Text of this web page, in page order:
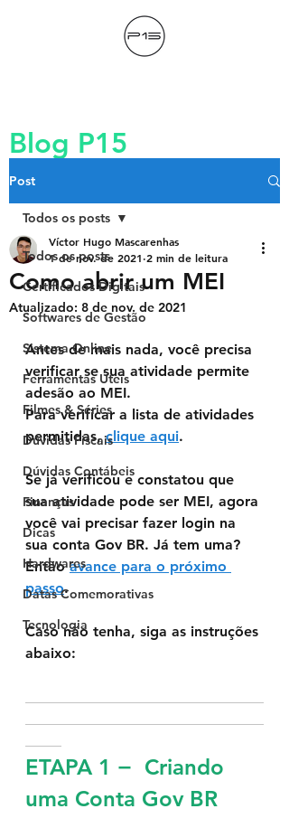
Blog P15
Post
Todos os posts
Certificados Digitais
Softwares de Gestão
Sistema Online
Ferramentas Úteis
Filmes & Séries
Dúvidas Fiscais
Dúvidas Contábeis
Finanças
Dicas
Hardwares
Datas Comemorativas
Tecnologia
Todos os posts
Como abrir um MEI
Víctor Hugo Mascarenhas
1 de nov. de 2021 2 min de leitura
Atualizado: 8 de nov. de 2021
Antes de mais nada, você precisa
verificar se sua atividade permite
adesão ao MEI.
Para verificar a lista de atividades
permitidas, clique aqui.
Se já verificou e constatou que
sua atividade pode ser MEI, agora
você vai precisar fazer login na
sua conta Gov BR. Já tem uma?
Então avance para o próximo
passo.
Caso não tenha, siga as instruções
abaixo:
ETAPA 1 −  Criando
uma Conta Gov BR